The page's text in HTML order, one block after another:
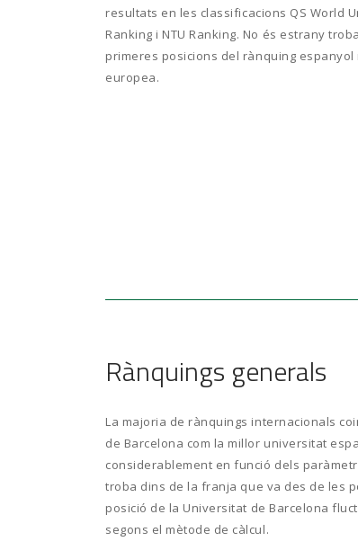
resultats en les classificacions QS World
Ranking i NTU Ranking. No és estrany
primeres posicions del rànquing
europea.
Rànquings generals
La majoria de rànquings internacionals
de Barcelona com la millor universitat
considerablement en funció dels
troba dins de la franja que va des de les
posició de la Universitat de Barcelona
segons el mètode de càlcul.